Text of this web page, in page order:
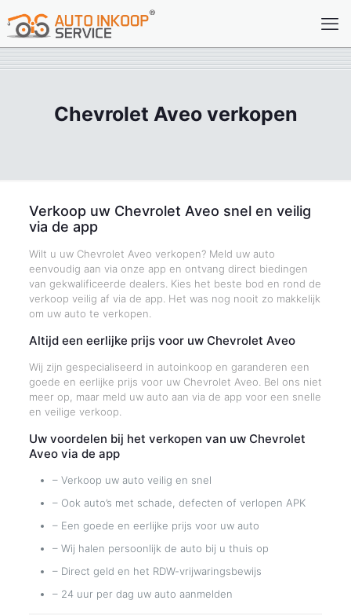
Chevrolet Aveo verkopen
Verkoop uw Chevrolet Aveo snel en veilig
via de app
Wilt u uw Chevrolet Aveo verkopen? Meld uw auto
eenvoudig aan via onze app en ontvang direct biedingen
van gekwalificeerde dealers. Kies het beste bod en rond de
verkoop veilig af via de app. Het was nog nooit zo makkelijk
om uw auto te verkopen.
Altijd een eerlijke prijs voor uw Chevrolet Aveo
Wij zijn gespecialiseerd in autoinkoop en garanderen een
goede en eerlijke prijs voor uw Chevrolet Aveo. Bel ons niet
meer op, maar meld uw auto aan via de app voor een snelle
en veilige verkoop.
Uw voordelen bij het verkopen van uw Chevrolet
Aveo via de app
– Verkoop uw auto veilig en snel
– Ook auto’s met schade, defecten of verlopen APK
– Een goede en eerlijke prijs voor uw auto
– Wij halen persoonlijk de auto bij u thuis op
– Direct geld en het RDW-vrijwaringsbewijs
– 24 uur per dag uw auto aanmelden